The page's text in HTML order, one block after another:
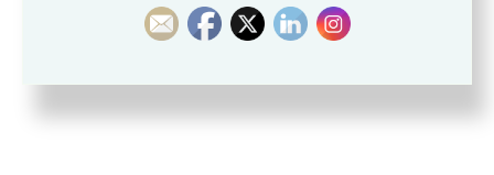
Demandez un devis